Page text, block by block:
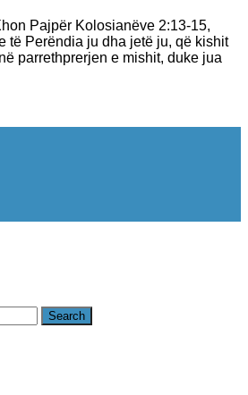
Pajpër Kolosianëve 2:13-15,
të Perëndia ju dha jetë ju, që kishit
parrethprerjen e mishit, duke jua